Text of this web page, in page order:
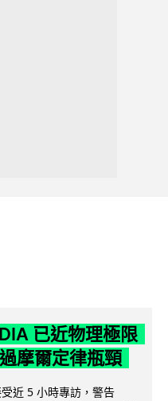
已近物理極限
摩爾定律瓶頸
近 5 小時專訪，警告